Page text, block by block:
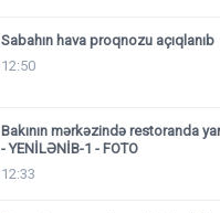
Sabahın hava proqnozu açıqlanıb
12:50
Bakının mərkəzində restoranda
- YENİLƏNİB-1 - FOTO
12:33